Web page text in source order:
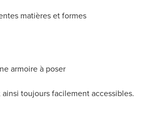
matières et formes
armoire à poser
toujours facilement accessibles.